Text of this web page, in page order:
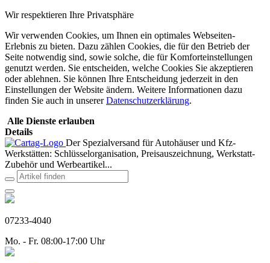
Wir respektieren Ihre Privatsphäre
Wir verwenden Cookies, um Ihnen ein optimales Webseiten-
Erlebnis zu bieten. Dazu zählen Cookies, die für den Betrieb der
Seite notwendig sind, sowie solche, die für Komforteinstellungen
genutzt werden. Sie entscheiden, welche Cookies Sie akzeptieren
oder ablehnen. Sie können Ihre Entscheidung jederzeit in den
Einstellungen der Website ändern. Weitere Informationen dazu
finden Sie auch in unsererDatenschutzerklärung.
Alle Dienste erlauben
Details
Der Spezialversand für Autohäuser und Kfz-
Werkstätten: Schlüsselorganisation, Preisauszeichnung, Werkstatt-
Zubehör und Werbeartikel...
07233-4040
Mo. - Fr. 08:00-17:00 Uhr